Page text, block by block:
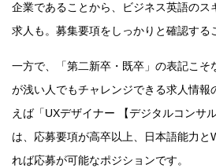
企業であることから、ビジネス英語のス
求人も。募集要項をしっかりと確認する
一方で、「第二新卒・既卒」の表記こそ
が浅い人でもチャレンジできる求人情報
えば「UXデザイナー 【デジタルコンサ
は、応募要項が高卒以上、日本語能力と
れば応募が可能なポジションです。